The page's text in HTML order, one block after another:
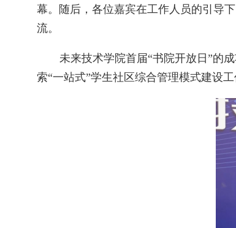
幕。 随后，各位嘉宾在工作人员的引导
流。
未来技术学院首届“书院开放日”的
索“一站式”学生社区综合管理模式建设